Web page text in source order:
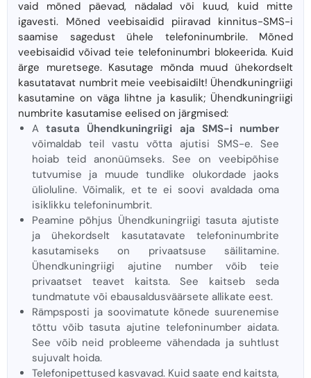
vaid mõned päevad, nädalad või kuud, kuid mitte
igavesti. Mõned veebisaidid piiravad kinnitus-SMS-i
saamise sagedust ühele telefoninumbrile. Mõned
veebisaidid võivad teie telefoninumbri blokeerida. Kuid
ärge muretsege. Kasutage mõnda muud ühekordselt
kasutatavat numbrit meie veebisaidilt! Ühendkuningriigi
kasutamine on väga lihtne ja kasulik; Ühendkuningriigi
numbrite kasutamise eelised on järgmised:
Atasuta Ühendkuningriigi aja SMS-i number
võimaldab teil vastu võtta ajutisi SMS-e. See
hoiab teid anonüümseks. See on veebipõhise
tutvumise ja muude tundlike olukordade jaoks
ülioluline. Võimalik, et te ei soovi avaldada oma
isiklikku telefoninumbrit.
Peamine põhjus Ühendkuningriigi tasuta ajutiste
ja ühekordselt kasutatavate telefoninumbrite
kasutamiseks on privaatsuse säilitamine.
Ühendkuningriigi ajutine number võib teie
privaatset teavet kaitsta. See kaitseb seda
tundmatute või ebausaldusväärsete allikate eest.
Rämpsposti ja soovimatute kõnede suurenemise
tõttu võib tasuta ajutine telefoninumber aidata.
See võib neid probleeme vähendada ja suhtlust
sujuvalt hoida.
Telefonipettused kasvavad. Kuid saate end kaitsta,